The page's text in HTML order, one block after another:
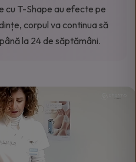
cu T-Shape au efecte pe
corpul va continua să
la 24 de săptămâni.